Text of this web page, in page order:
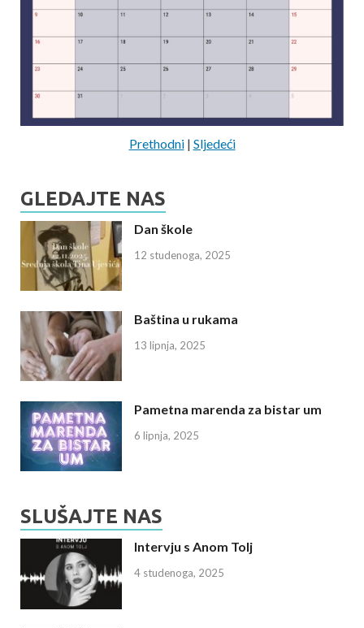
Prethodni| Sljedeći
GLEDAJTE NAS
Dan škole
12 studenoga, 2025
Baština u rukama
13 lipnja, 2025
Pametna marenda za bistar um
6 lipnja, 2025
SLUŠAJTE NAS
Intervju s Anom Tolj
4 studenoga, 2025